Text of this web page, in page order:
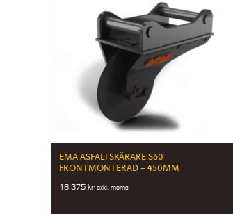
EMA ASFALTSKÄRARE S60
FRONTMONTERAD – 450MM
18 375kr exkl. moms